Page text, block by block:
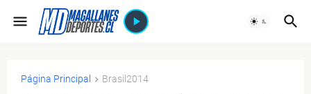
Página Principal Brasil2014